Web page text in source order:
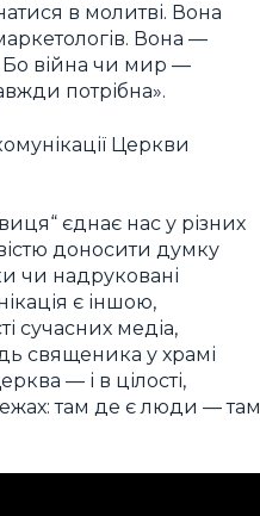
в молитві. Вона
Вона —
Бо війна чи мир —
потрібна».
Церкви
єднає нас у різних
доносити думку
чи надруковані
є іншою,
сучасних медіа,
священика у храмі
— і в цілості,
там де є люди — там